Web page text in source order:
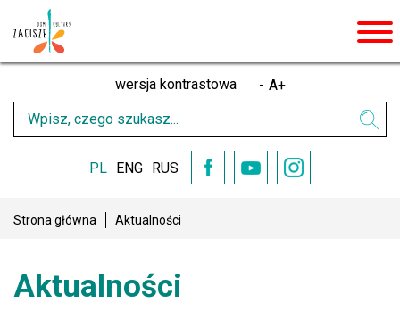
wersja kontrastowa - A+
PL ENG
RUS
FacebookYouTubeInstagram
Strona główna Aktualności
Aktualności